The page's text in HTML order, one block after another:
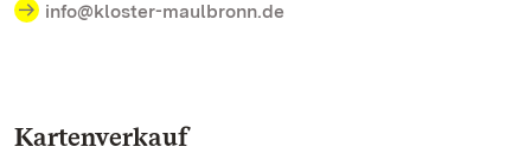
info@kloster-maulbronn.de
Kartenverkauf